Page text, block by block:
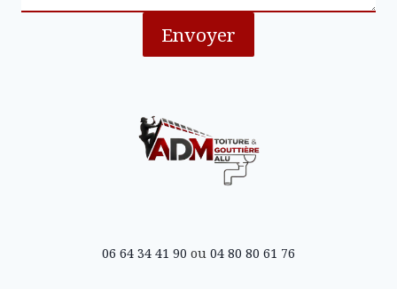
Envoyer
06 64 34 41 90 ou 04 80 80 61 76